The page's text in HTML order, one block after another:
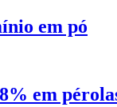
em pó
em